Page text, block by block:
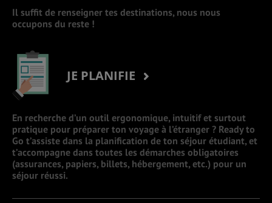
Il suffit de renseigner tes destinations, nous nous
occupons du reste !
JE PLANIFIE
En recherche d’un outil ergonomique, intuitif et surtout
pratique pour préparer ton voyage à l’étranger ? Ready to
Go t’assiste dans la planification de ton séjour étudiant, et
t’accompagne dans toutes les démarches obligatoires
(assurances, papiers, billets, hébergement, etc.) pour un
séjour réussi.